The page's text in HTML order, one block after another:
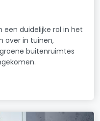
een duidelijke rol in het
over in tuinen,
buitenruimtes